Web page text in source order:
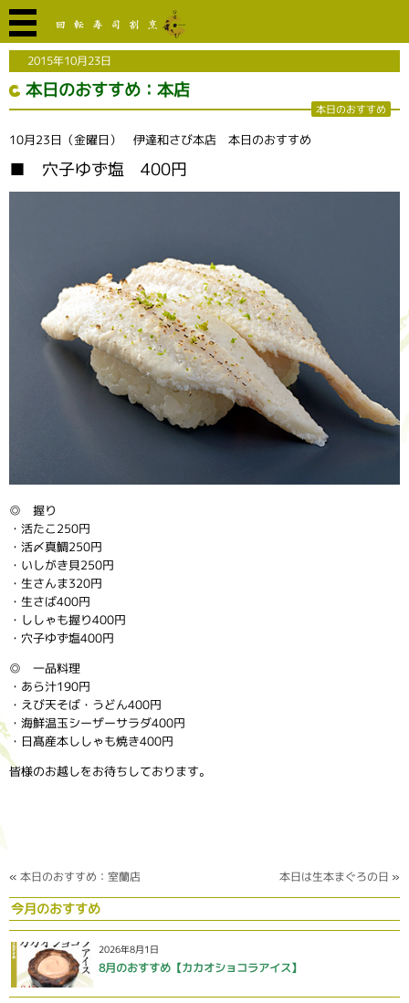
2015年10月23日
本日のおすすめ：本店
本日のおすすめ
10月23日（金曜日） 伊達和さび本店 本日のおすすめ
■ 穴子ゆず塩 400円
◎ 握り
・活たこ250円
・活〆真鯛250円
・いしがき貝250円
・生さんま320円
・生さば400円
・ししゃも握り400円
・穴子ゆず塩400円
◎ 一品料理
・あら汁190円
・えび天そば・うどん400円
・海鮮温玉シーザーサラダ400円
・日髙産本ししゃも焼き400円
皆様のお越しをお待ちしております。
« 本日のおすすめ：室蘭店 本日は生本まぐろの日 »
今月のおすすめ
2026年8月1日
8月のおすすめ【カカオショコラアイス】